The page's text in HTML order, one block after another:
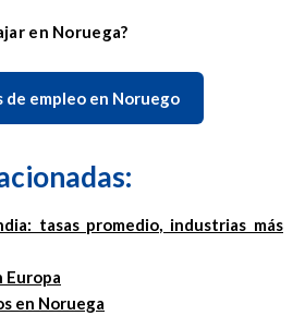
en Noruega?
de empleo en Noruego
tasas promedio, industrias más
Europa
en Noruega